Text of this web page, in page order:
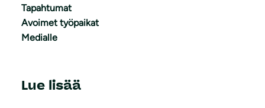
Tapahtumat
Avoimet työpaikat
Medialle
Lue lisää